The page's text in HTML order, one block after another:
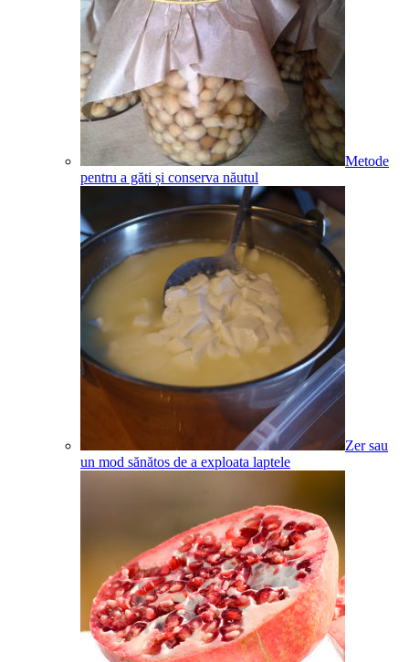
Metode
pentru a găti și conserva năutul
Zer sau
un mod sănătos de a exploata laptele